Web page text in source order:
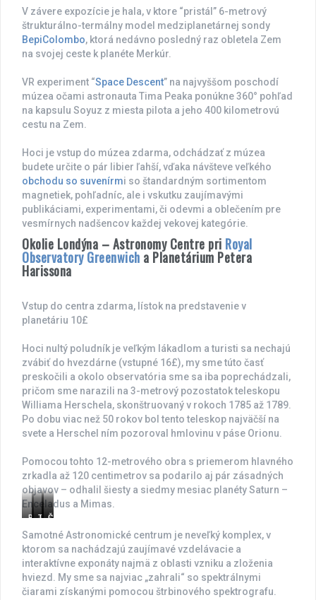
p
o
l
l
o
„
C
h
r
i
e
B
r
o
w
n
e
p
i
C
o
m
b
o
e
p
i
C
o
m
b
o
V závere expozície je hala, v ktore “pristál” 6-metrový
štrukturálno-termálny model medziplanetárnej sondy
BepiColombo, ktorá nedávno posledný raz obletela Zem
na svojej ceste k planéte Merkúr.
VR experiment “Space Descent” na najvyššom poschodí
múzea očami astronauta Tima Peaka ponúkne 360° pohľad
na kapsulu Soyuz z miesta pilota a jeho 400 kilometrovú
cestu na Zem.
Hoci je vstup do múzea zdarma, odchádzať z múzea
budete určite o pár libier ľahší, vďaka návšteve veľkého
obchodu so suvenírmi so štandardným sortimentom
magnetiek, pohľadníc, ale i vskutku zaujímavými
publikáciami, experimentami, či odevmi a oblečením pre
vesmírnych nadšencov každej vekovej kategórie.
Okolie Londýna – Astronomy Centre pri Royal
Observatory Greenwich a Planetárium Petera
Harissona
Vstup do centra zdarma, lístok na predstavenie v
planetáriu 10£
Hoci nultý poludník je veľkým lákadlom a turisti sa nechajú
zvábiť do hvezdárne (vstupné 16£), my sme túto časť
preskočili a okolo observatória sme sa iba poprechádzali,
pričom sme narazili na 3-metrový pozostatok teleskopu
Williama Herschela, skonštruovaný v rokoch 1785 až 1789.
Po dobu viac než 50 rokov bol tento teleskop najväčší na
svete a Herschel ním pozoroval hmlovinu v páse Orionu.
Pomocou tohto 12-metrového obra s priemerom hlavného
zrkadla až 120 centimetrov sa podarilo aj pár zásadných
objavov – odhalil šiesty a siedmy mesiac planéty Saturn –
Enceladus a Mimas.
R
y
a
l
O
b
s
A
t
r
o
n
m
T
r
a
s
a
u
K
p
o
l
a
l
Č
s
ť
H
e
s
Samotné Astronomické centrum je neveľký komplex, v
ktorom sa nachádzajú zaujímavé vzdelávacie a
interaktívne exponáty najmä z oblasti vzniku a zloženia
hviezd. My sme sa najviac „zahrali“ so spektrálnymi
čiarami získanými pomocou štrbinového spektrografu.